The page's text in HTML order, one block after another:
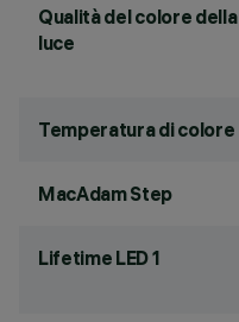
Qualità del colore della
luce
Temperatura di colore
MacAdam Step
Lifetime LED 1